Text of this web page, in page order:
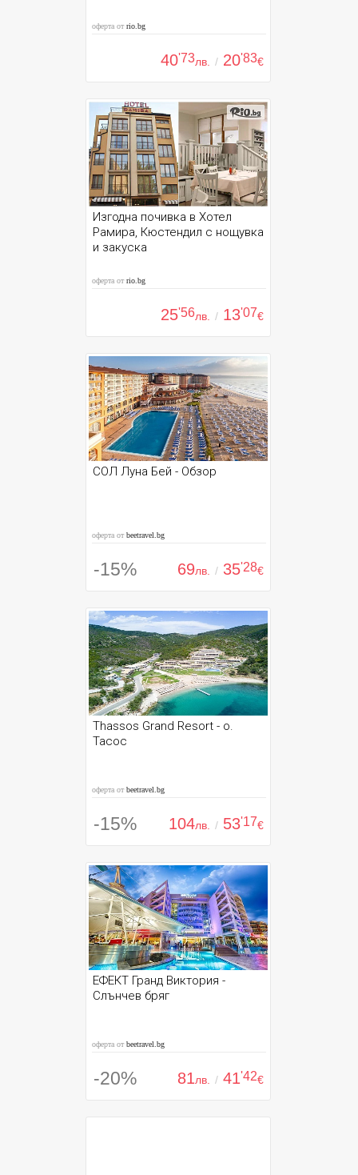
оферта отrio.bg
40'73лв. / 20'83€
Изгодна почивка в Хотел
Рамира, Кюстендил с нощувка
и закуска
оферта отrio.bg
25'56лв. / 13'07€
СОЛ Луна Бей - Обзор
оферта отbeetravel.bg
-15% 69лв. / 35'28€
Thassos Grand Resort - о.
Тасос
оферта отbeetravel.bg
-15% 104лв. / 53'17€
ЕФЕКТ Гранд Виктория -
Слънчев бряг
оферта отbeetravel.bg
-20% 81лв. / 41'42€